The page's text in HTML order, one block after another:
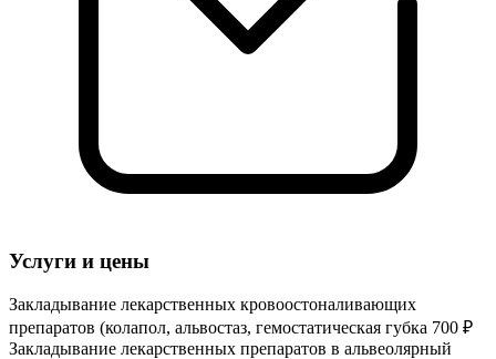
Услуги и цены
Закладывание лекарственных кровоостоналивающих
препаратов (колапол, альвостаз, гемостатическая губка 700 ₽
Закладывание лекарственных препаратов в альвеолярный